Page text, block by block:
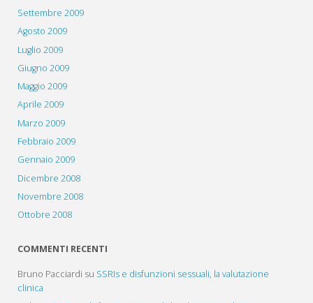
Settembre 2009
Agosto 2009
Luglio 2009
Giugno 2009
Maggio 2009
Aprile 2009
Marzo 2009
Febbraio 2009
Gennaio 2009
Dicembre 2008
Novembre 2008
Ottobre 2008
COMMENTI RECENTI
Bruno Pacciardi su SSRIs e disfunzioni sessuali, la valutazione
clinica